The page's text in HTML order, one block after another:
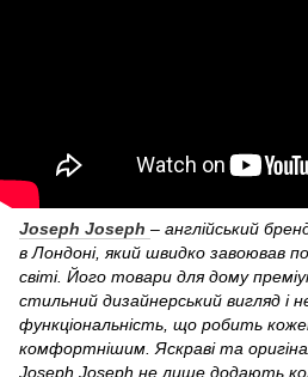
Joseph Joseph – англійський
в Лондоні, який швидко завоював
світі. Його товари для дому
стильний дизайнерський вигляд і
функціональність, що робить
комфортнішим. Яскраві та
Joseph Joseph не лише додають